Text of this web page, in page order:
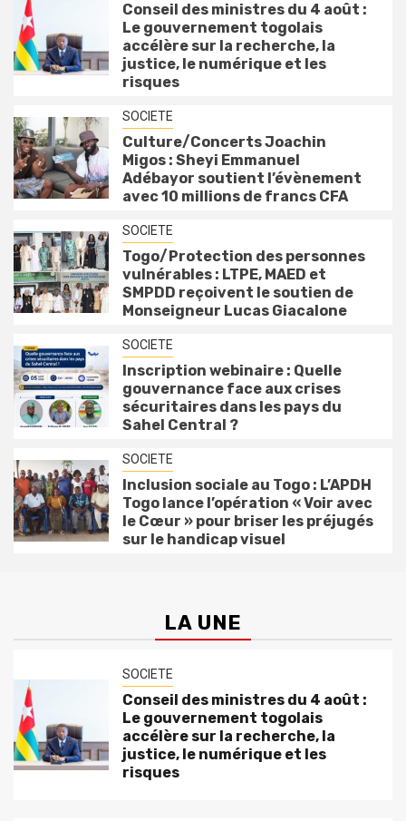
Conseil des ministres du 4 août :
Le gouvernement togolais
accélère sur la recherche, la
justice, le numérique et les
risques
SOCIETE
Culture/Concerts Joachin
Migos : Sheyi Emmanuel
Adébayor soutient l’évènement
avec 10 millions de francs CFA
SOCIETE
Togo/Protection des personnes
vulnérables : LTPE, MAED et
SMPDD reçoivent le soutien de
Monseigneur Lucas Giacalone
SOCIETE
Inscription webinaire : Quelle
gouvernance face aux crises
sécuritaires dans les pays du
Sahel Central ?
SOCIETE
Inclusion sociale au Togo : L’APDH
Togo lance l’opération « Voir avec
le Cœur » pour briser les préjugés
sur le handicap visuel
LA UNE
SOCIETE
Conseil des ministres du 4 août :
Le gouvernement togolais
accélère sur la recherche, la
justice, le numérique et les
risques